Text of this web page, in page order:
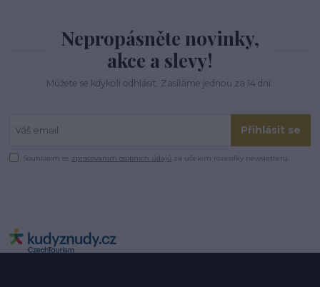
Nepropásněte novinky,
akce a slevy!
Můžete se kdykoli odhlásit. Zasíláme jednou za 14 dní.
Přihlásit se
Souhlasím se zpracováním osobních údajů za účelem rozesílky newsletteru.